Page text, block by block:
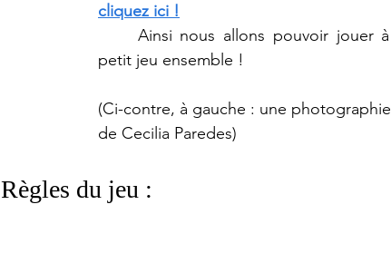
cliquez ici !
petit jeu ensemble !
(Ci-contre, à gauche : une photographie
de Cecilia Paredes)
Règles du jeu :